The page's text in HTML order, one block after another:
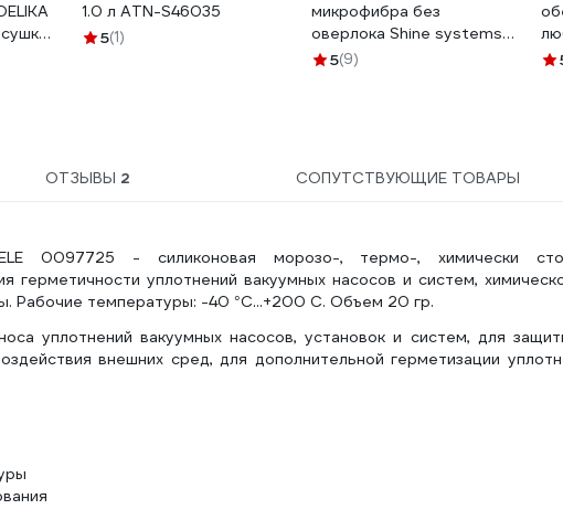
1.0 л ATN-S46035
5(1)
микрофибра без
оверлока Shine systems
edgeless 40x40 см, 400
5(9)
ОТЗЫВЫ 2 СОПУТСТВУЮЩИЕ ТОВАРЫ
0097725 - силиконовая морозо-, термо-, химически
герметичности уплотнений вакуумных насосов и систем,
Рабочие температуры: -40 °C...+200 C. Объем 20 гр.
уплотнений вакуумных насосов, установок и систем, для
внешних сред, для дополнительной герметизации